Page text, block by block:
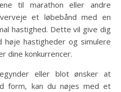
til marathon eller andre
et løbebånd med en
hastighed. Dette vil give dig
hastigheder og simulere
dine konkurrencer.
eller blot ønsker at
form, kan du nøjes med et